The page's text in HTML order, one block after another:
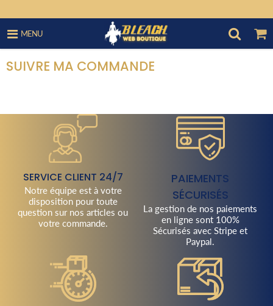
MENU
SUIVRE MA COMMANDE
SERVICE CLIENT 24/7
Notre équipe est à votre
disposition pour toute
question sur nos articles ou
votre commande.
PAIEMENTS
SÉCURISÉS
La gestion de nos paiements
en ligne sont 100%
Sécurisés avec Stripe et
Paypal.